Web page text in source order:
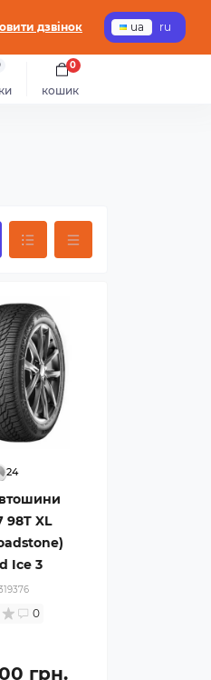
дзвінок ua ru
кошик
0
24
98T XL
Ice 3
0
грн.